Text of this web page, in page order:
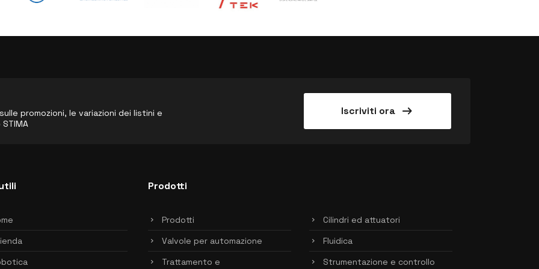
promozioni, le variazioni dei listini e
Iscriviti ora arrow_right_alt
Prodotti
Prodotti
Cilindri ed attuatori
Valvole per automazione
Fluidica
Trattamento e
Strumentazione e controllo